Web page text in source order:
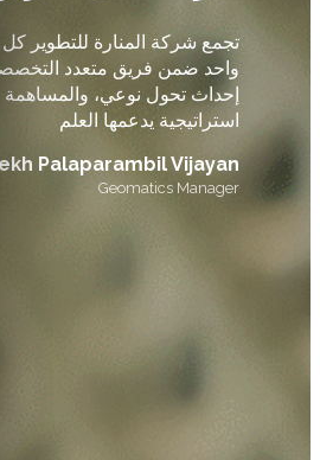
تجمع شركة المنارة للتطوير كل
واحد ضمن فريق متعدد
إحداث تحول نوعي، والمساهمة
استراتيجية يدعمها العلم
Palaparambil Vijayan
Geomatics Manager